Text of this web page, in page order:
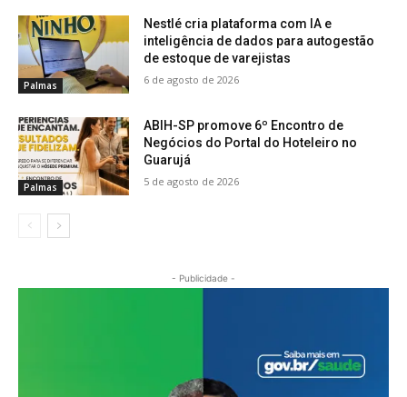
Palmas
Nestlé cria plataforma com IA e
inteligência de dados para autogestão
de estoque de varejistas
6 de agosto de 2026
Palmas
ABIH-SP promove 6º Encontro de
Negócios do Portal do Hoteleiro no
Guarujá
5 de agosto de 2026
- Publicidade -